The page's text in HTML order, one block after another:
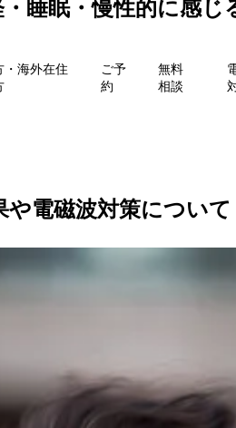
睡眠・慢性的に感
・海外在住
ご予
約
無料
相談
電磁波対策について